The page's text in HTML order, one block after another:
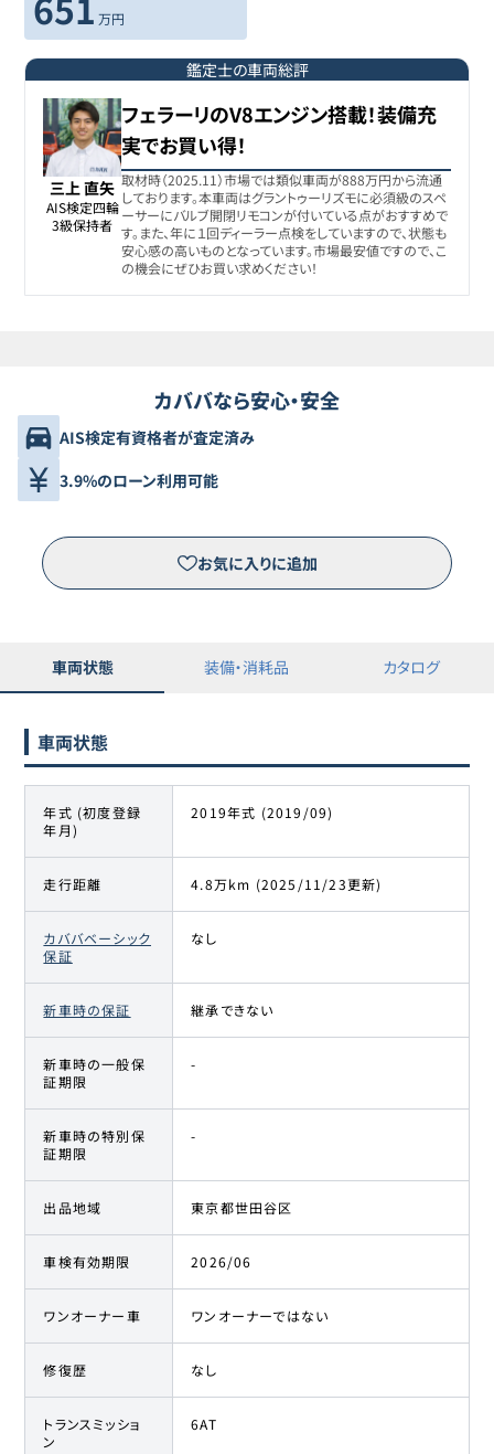
万円
鑑定士の車両総評
三上 直矢
AIS検定四輪
3級保持者
フェラーリのV8エンジン搭載！装備充
実でお買い得！
取材時（2025.11）市場では類似車両が888万円から流通
しております。本車両はグラントゥーリズモに必須級のスペ
ーサーにバルブ開閉リモコンが付いている点がおすすめで
す。また、年に１回ディーラー点検をしていますので、状態も
安心感の高いものとなっています。市場最安値ですので、こ
の機会にぜひお買い求めください！
カババなら安心・安全
AIS検定有資格者が査定済み
3.9%のローン利用可能
お気に入りに追加
車両状態 装備・消耗品 カタログ
車両状態
年式 (初度登録
年月)
2019年式 (2019/09)
走行距離 4.8万km (2025/11/23更新)
カババベーシック
保証
なし
新車時の保証 継承できない
新車時の一般保
証期限
-
新車時の特別保
証期限
-
出品地域 東京都世田谷区
車検有効期限 2026/06
ワンオーナー車 ワンオーナーではない
修復歴 なし
トランスミッショ
ン
6AT